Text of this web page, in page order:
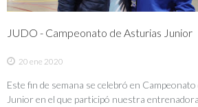
JUDO - Campeonato de Asturias Junior
20 ene 2020
Este fin de semana se celebró en
Junior en el que participó nuestra